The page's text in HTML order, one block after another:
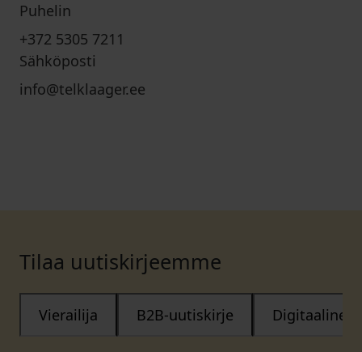
Puhelin
+372 5305 7211
Sähköposti
info@telklaager.ee
Tilaa uutiskirjeemme
Vierailija B2B-uutiskirje Digitaalinen